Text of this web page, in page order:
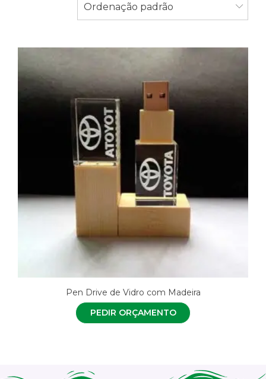
Ordenação padrão
Pen Drive de Vidro com Madeira
PEDIR ORÇAMENTO